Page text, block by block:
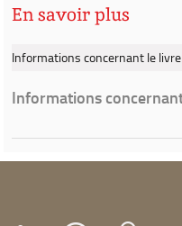
En savoir plus
Informations concernant le livre
Informations